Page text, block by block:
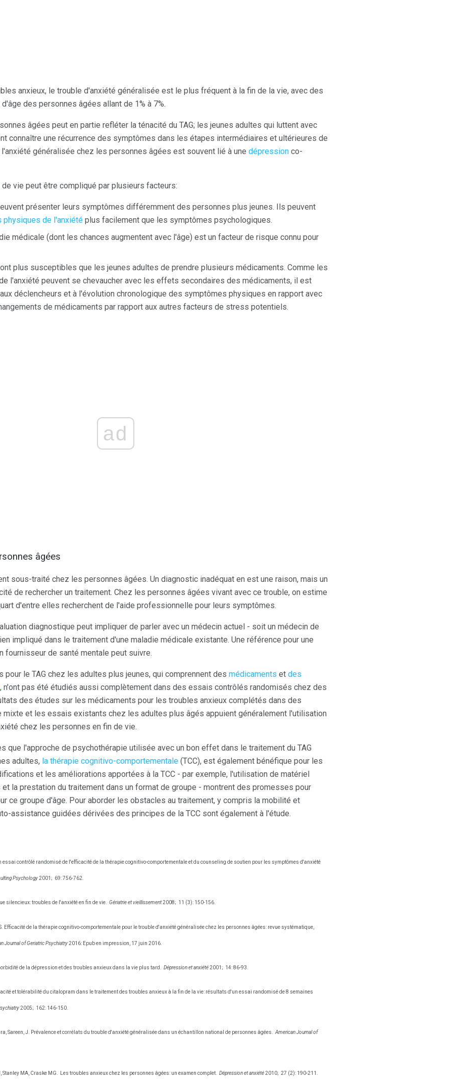
anxieux, le trouble d'anxiété généralisée est le plus fréquent à la fin de la vie, avec des
des personnes âgées allant de 1% à 7%.
âgées peut en partie refléter la ténacité du TAG; les jeunes adultes qui luttent avec
connaître une récurrence des symptômes dans les étapes intermédiaires et ultérieures de
l'anxiété généralisée chez les personnes âgées est souvent lié à une dépression co-
de vie peut être compliqué par plusieurs facteurs:
présenter leurs symptômes différemment des personnes plus jeunes. Ils peuvent
physiques de l'anxiété plus facilement que les symptômes psychologiques.
médicale (dont les chances augmentent avec l'âge) est un facteur de risque connu pour
plus susceptibles que les jeunes adultes de prendre plusieurs médicaments. Comme les
l'anxiété peuvent se chevaucher avec les effets secondaires des médicaments, il est
déclencheurs et à l'évolution chronologique des symptômes physiques en rapport avec
de médicaments par rapport aux autres facteurs de stress potentiels.
ad
âgées
sous-traité chez les personnes âgées. Un diagnostic inadéquat en est une raison, mais un
de rechercher un traitement. Chez les personnes âgées vivant avec ce trouble, on estime
d'entre elles recherchent de l'aide professionnelle pour leurs symptômes.
diagnostique peut impliquer de parler avec un médecin actuel - soit un médecin de
impliqué dans le traitement d'une maladie médicale existante. Une référence pour une
fournisseur de santé mentale peut suivre.
le TAG chez les adultes plus jeunes, qui comprennent des médicaments et des
, n'ont pas été étudiés aussi complètement dans des essais contrôlés randomisés chez des
des études sur les médicaments pour les troubles anxieux complétés dans des
mixte et les essais existants chez les adultes plus âgés appuient généralement l'utilisation
chez les personnes en fin de vie.
que l'approche de psychothérapie utilisée avec un bon effet dans le traitement du TAG
adultes, la thérapie cognitivo-comportementale (TCC), est également bénéfique pour les
et les améliorations apportées à la TCC - par exemple, l'utilisation de matériel
la prestation du traitement dans un format de groupe - montrent des promesses pour
ce groupe d'âge. Pour aborder les obstacles au traitement, y compris la mobilité et
assistance guidées dérivées des principes de la TCC sont également à l'étude.
essai contrôlé randomisé de l'efficacité de la thérapie cognitivo-comportementale et du counseling de soutien pour les symptômes d'anxiété
Psychology2001; 69: 756-762.
silencieux: troubles de l'anxiété en fin de vie. Gériatrie et vieillissement2008; 11 (3): 150-156.
Efficacité de la thérapie cognitivo-comportementale pour le trouble d'anxiété généralisée chez les personnes âgées: revue systématique,
Journal of Geriatric Psychiatry2016: Epub en impression, 17 juin 2016.
de la dépression et des troubles anxieux dans la vie plus tard. Dépression et anxiété2001; 14: 86-93.
et tolérabilité du citalopram dans le traitement des troubles anxieux à la fin de la vie: résultats d'un essai randomisé de 8 semaines
2005; 162: 146-150.
Sareen, J. Prévalence et corrélats du trouble d'anxiété généralisée dans un échantillon national de personnes âgées. American Journal of
MA, Craske MG. Les troubles anxieux chez les personnes âgées: un examen complet. Dépression et anxiété2010; 27 (2): 190-211.